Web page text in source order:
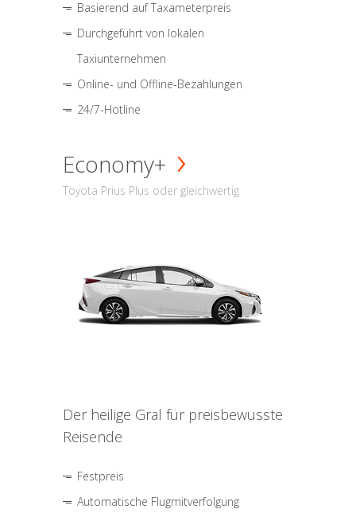
Basierend auf Taxameterpreis
Durchgeführt von lokalen
Taxiunternehmen
Online- und Offline-Bezahlungen
24/7-Hotline
Economy+
Toyota Prius Plus oder gleichwertig
Der heilige Gral für preisbewusste
Reisende
Festpreis
Automatische Flugmitverfolgung